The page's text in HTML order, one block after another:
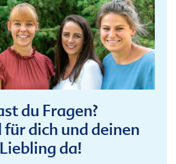
du Fragen?
dich und deinen
Liebling da!